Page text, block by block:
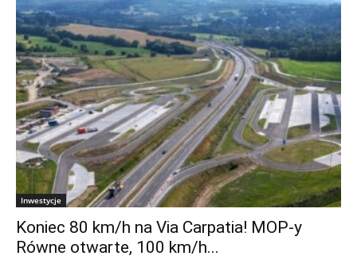
Inwestycje
Koniec 80 km/h na Via Carpatia! MOP-y
Równe otwarte, 100 km/h...